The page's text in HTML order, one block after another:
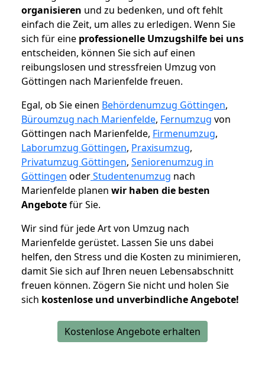
organisieren und zu bedenken, und oft fehlt
einfach die Zeit, um alles zu erledigen. Wenn Sie
sich für eine professionelle Umzugshilfe bei uns
entscheiden, können Sie sich auf einen
reibungslosen und stressfreien Umzug von
Göttingen nach Marienfelde freuen.
Egal, ob Sie einen Behördenumzug Göttingen,
Büroumzug nach Marienfelde, Fernumzug von
Göttingen nach Marienfelde, Firmenumzug,
Laborumzug Göttingen, Praxisumzug,
Privatumzug Göttingen, Seniorenumzug in
Göttingen oderStudentenumzug nach
Marienfelde planen wir haben die besten
Angebotefür Sie.
Wir sind für jede Art von Umzug nach
Marienfelde gerüstet. Lassen Sie uns dabei
helfen, den Stress und die Kosten zu minimieren,
damit Sie sich auf Ihren neuen Lebensabschnitt
freuen können. Zögern Sie nicht und holen Sie
sich kostenlose und unverbindliche Angebote!
Kostenlose Angebote erhalten